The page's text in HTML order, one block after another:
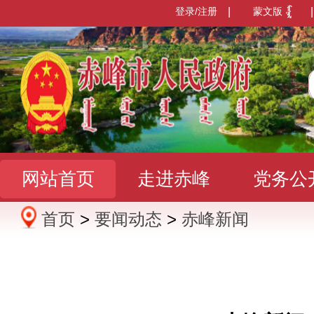
蒙文版
登录/注册
网站首页 走进赤峰 党务公
办事服务 政民互动
首页 > 要闻动态 > 赤峰新闻